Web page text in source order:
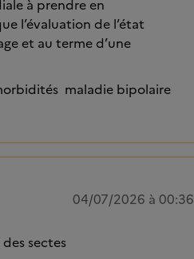
à prendre en
l’évaluation de l’état
et au terme d’une
maladie bipolaire
04/07/2026 à 00:36
sectes